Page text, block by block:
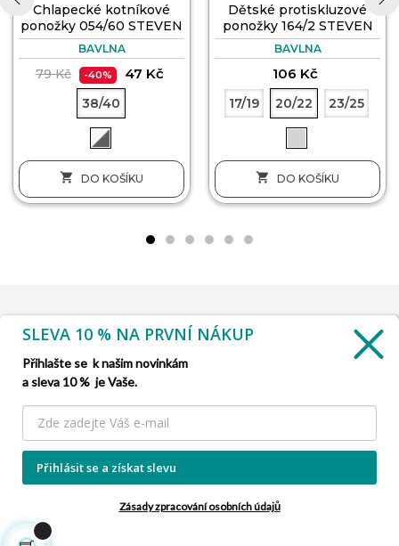
Chlapecké kotníkové
ponožky 054/60 STEVEN
BAVLNA
79 Kč -40% 47 Kč
38/40
 DO KOŠÍKU
Dětské protiskluzové
ponožky 164/2 STEVEN
BAVLNA
106 Kč
17/19 20/22 23/25
 DO KOŠÍKU
INFORMACE 
SLUŽBA ZÁKAZNÍKŮM
NAŠE NABÍDKY
INFORMACE O FIRMĚ
SLEVA 10 % NA PRVNÍ NÁKUP
Přihlašte se k našim novinkám
a sleva 10 % je Vaše.
Přihlásit se a získat slevu
Zásady zpracování osobních údajů